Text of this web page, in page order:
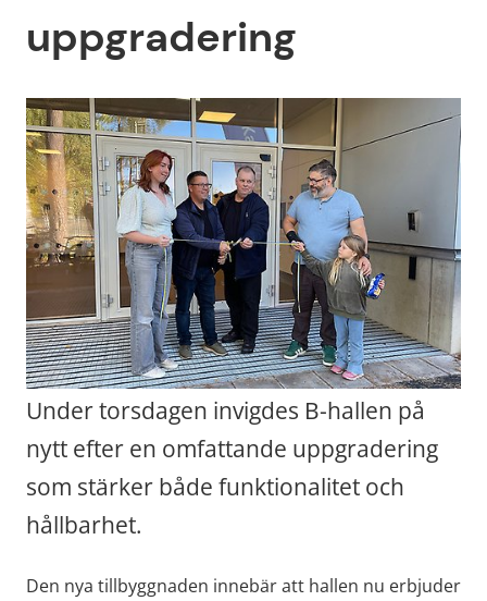
uppgradering
Under torsdagen invigdes B-hallen på
nytt efter en omfattande uppgradering
som stärker både funktionalitet och
hållbarhet.
Den nya tillbyggnaden innebär att hallen nu erbjuder